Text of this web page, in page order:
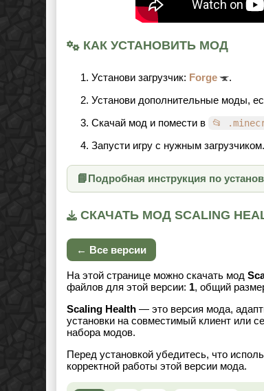
КАК УСТАНОВИТЬ МОД
Установи загрузчик: Forge
.
Установи дополнительные моды,
Скачай мод и помести в
📂
Запусти игру с нужным загрузчиком.
📘Подробная инструкция по
СКАЧАТЬ МОД SCALING
← Все версии
На этой странице можно скачать мод
файлов для этой версии: 1, общий
Scaling Health — это версия мода,
установки на совместимый клиент или
набора модов.
Перед установкой убедитесь, что
корректной работы этой версии мода.